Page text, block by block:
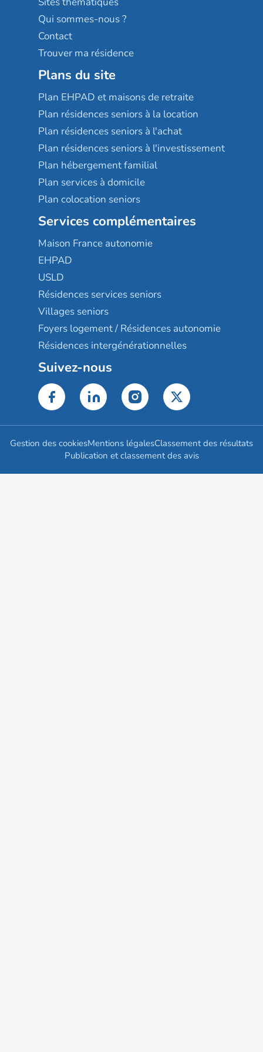
Qui sommes-nous ?
Contact
Trouver ma résidence
Plans du site
Plan EHPAD et maisons de retraite
Plan résidences seniors à la location
Plan résidences seniors à l'achat
Plan résidences seniors à l'investissement
Plan hébergement familial
Plan services à domicile
Plan colocation seniors
Services complémentaires
Maison France autonomie
EHPAD
USLD
Résidences services seniors
Villages seniors
Foyers logement / Résidences autonomie
Résidences intergénérationnelles
Suivez-nous
Gestion des cookiesMentions légalesClassement des résultats
Publication et classement des avis